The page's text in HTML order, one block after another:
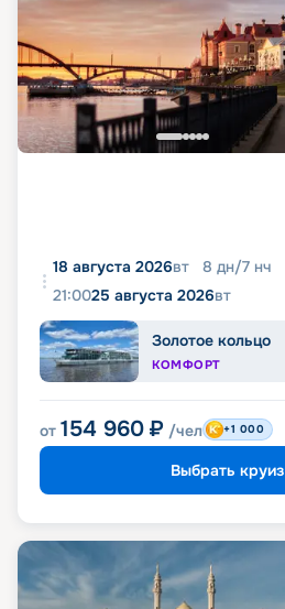
18 августа 2026вт 8 дн/7 нч
21:0025 августа 2026вт
Золотое кольцо
КОМФОРТ
от 154 960 ₽ /чел +1 000
Выбрать круиз